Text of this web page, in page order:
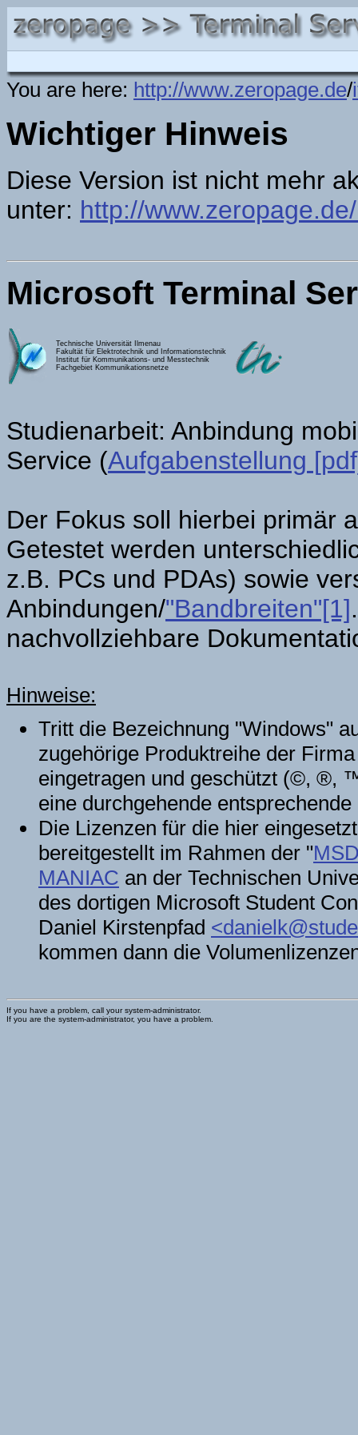
You are here: http://www.zeropage.de/
Wichtiger Hinweis
Diese Version ist nicht mehr
unter: http://
Microsoft Terminal
Technische Universität Ilmenau
Fakultät für Elektrotechnik und Informationstechnik
Institut für Kommunikations- und Messtechnik
Fachgebiet Kommunikationsnetze
Studienarbeit: Anbindung
Service (Aufgabenstellung
Der Fokus soll hierbei primär
Getestet werden
z.B. PCs und PDAs) sowie
Anbindungen/"Bandbreiten"[1]
nachvollziehbare
Hinweise:
Tritt die Bezeichnung "Windows"
zugehörige Produktreihe der
eingetragen und geschützt (©, ®,
eine durchgehende
Die Lizenzen für die hier
bereitgestellt im Rahmen der "
MANIAC an der Technischen
des dortigen Microsoft Student
Daniel Kirstenpfad
kommen dann die
If you have a problem, call your system-administrator.
If you are the system-administrator, you have a problem.